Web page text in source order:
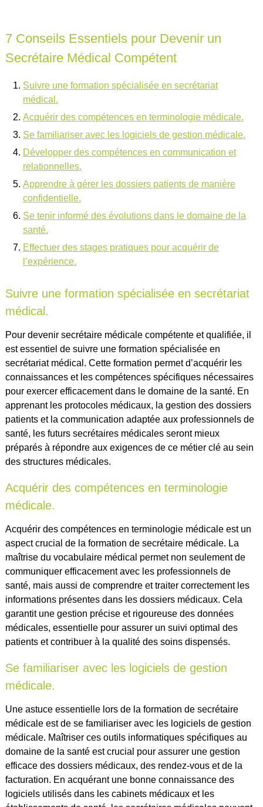
7 Conseils Essentiels pour Devenir un
Secrétaire Médical Compétent
Suivre une formation spécialisée en secrétariat
médical.
Acquérir des compétences en terminologie médicale.
Se familiariser avec les logiciels de gestion médicale.
Développer des compétences en communication et
relationnelles.
Apprendre à gérer les dossiers patients de manière
confidentielle.
Se tenir informé des évolutions dans le domaine de la
santé.
Effectuer des stages pratiques pour acquérir de
l’expérience.
Suivre une formation spécialisée en secrétariat
médical.
Pour devenir secrétaire médicale compétente et qualifiée, il
est essentiel de suivre une formation spécialisée en
secrétariat médical. Cette formation permet d’acquérir les
connaissances et les compétences spécifiques nécessaires
pour exercer efficacement dans le domaine de la santé. En
apprenant les protocoles médicaux, la gestion des dossiers
patients et la communication adaptée aux professionnels de
santé, les futurs secrétaires médicales seront mieux
préparés à répondre aux exigences de ce métier clé au sein
des structures médicales.
Acquérir des compétences en terminologie
médicale.
Acquérir des compétences en terminologie médicale est un
aspect crucial de la formation de secrétaire médicale. La
maîtrise du vocabulaire médical permet non seulement de
communiquer efficacement avec les professionnels de
santé, mais aussi de comprendre et traiter correctement les
informations présentes dans les dossiers médicaux. Cela
garantit une gestion précise et rigoureuse des données
médicales, essentielle pour assurer un suivi optimal des
patients et contribuer à la qualité des soins dispensés.
Se familiariser avec les logiciels de gestion
médicale.
Une astuce essentielle lors de la formation de secrétaire
médicale est de se familiariser avec les logiciels de gestion
médicale. Maîtriser ces outils informatiques spécifiques au
domaine de la santé est crucial pour assurer une gestion
efficace des dossiers médicaux, des rendez-vous et de la
facturation. En acquérant une bonne connaissance des
logiciels utilisés dans les cabinets médicaux et les